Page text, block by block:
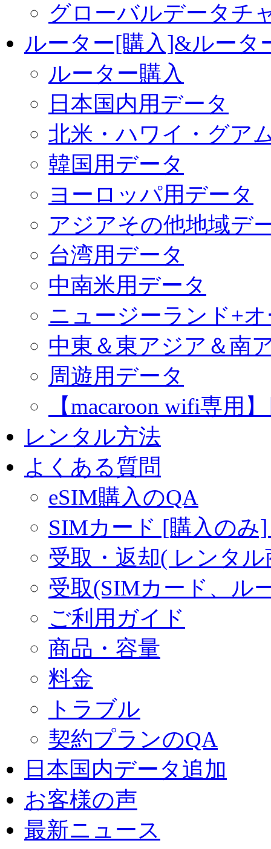
グローバルデータチ
ルーター[購入]&ルータ
ルーター購入
日本国内用データ
北米・ハワイ・グア
韓国用データ
ヨーロッパ用データ
アジアその他地域デ
台湾用データ
中南米用データ
ニュージーランド+
中東＆東アジア＆南
周遊用データ
【macaroon wifi専用
レンタル方法
よくある質問
eSIM購入のQA
SIMカード [購入のみ
受取・返却( レンタ
受取(SIMカード、ル
ご利用ガイド
商品・容量
料金
トラブル
契約プランのQA
日本国内データ追加
お客様の声
最新ニュース